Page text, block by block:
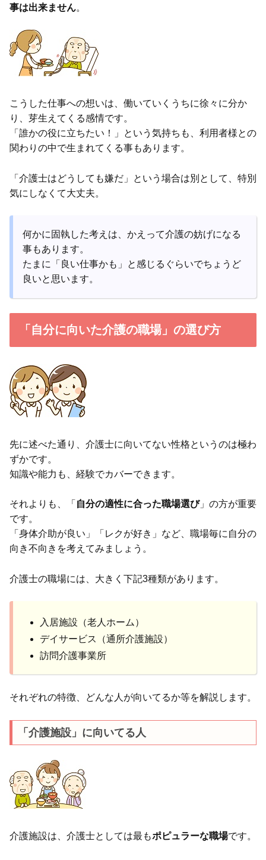
事は出来ません。
こうした仕事への想いは、働いていくうちに徐々に分か
り、芽生えてくる感情です。
「誰かの役に立ちたい！」という気持ちも、利用者様との
関わりの中で生まれてくる事もあります。
「介護士はどうしても嫌だ」という場合は別として、特別
気にしなくて大丈夫。
何かに固執した考えは、かえって介護の妨げになる
事もあります。
たまに「良い仕事かも」と感じるぐらいでちょうど
良いと思います。
「自分に向いた介護の職場」の選び方
先に述べた通り、介護士に向いてない性格というのは極わ
ずかです。
知識や能力も、経験でカバーできます。
それよりも、「 自分の適性に合った職場選び」の方が重要
です。
「身体介助が良い」「レクが好き」など、職場毎に自分の
向き不向きを考えてみましょう。
介護士の職場には、大きく下記3種類があります。
入居施設（老人ホーム）
デイサービス（通所介護施設）
訪問介護事業所
それぞれの特徴、どんな人が向いてるか等を解説します。
「介護施設」に向いてる人
介護施設は、介護士としては最もポピュラーな職場です。